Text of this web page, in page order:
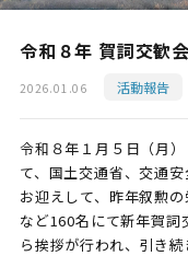
令和８年 賀詞交歓会
2026.01.06 活動報告
令和 ８年１ 月５日（月
て、国土交通省、交通
お迎えして、昨年叙勲
など160名にて新年賀詞
ら挨拶が行われ、引き